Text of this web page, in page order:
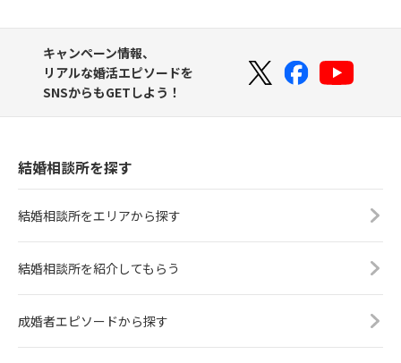
キャンペーン情報、
リアルな婚活エピソードを
SNSからもGETしよう！
結婚相談所を探す
結婚相談所をエリアから探す
結婚相談所を紹介してもらう
成婚者エピソードから探す